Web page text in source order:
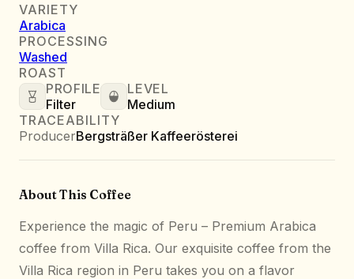
VARIETY
Arabica
PROCESSING
Washed
ROAST
PROFILE
Filter
LEVEL
Medium
TRACEABILITY
ProducerBergsträßer Kaffeerösterei
About This Coffee
Experience the magic of Peru – Premium Arabica
coffee from Villa Rica. Our exquisite coffee from the
Villa Rica region in Peru takes you on a flavor